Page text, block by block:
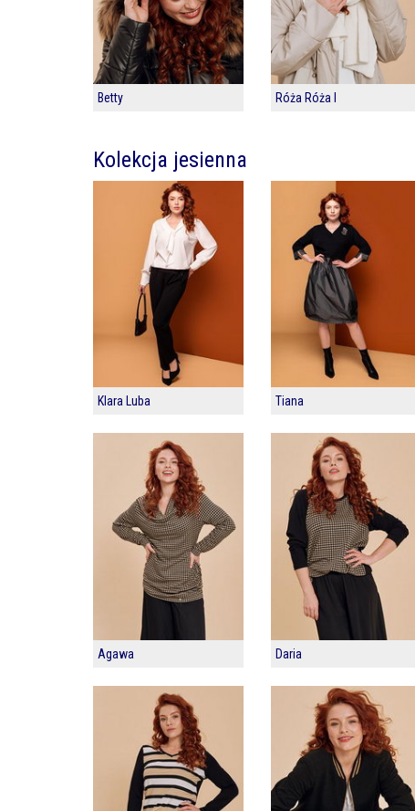
Betty Róża Róża I
Kolekcja jesienna
Klara Luba Tiana
Agawa Daria